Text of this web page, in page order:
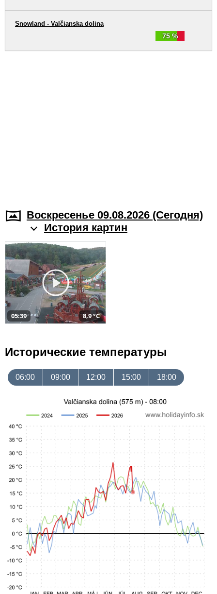
75 %
Snowland - Valčianska dolina
Воскресенье 09.08.2026 (Cегодня)
История картин
05:39 8,9 °C
Исторические температуры
06:00 09:00 12:00 15:00 18:00